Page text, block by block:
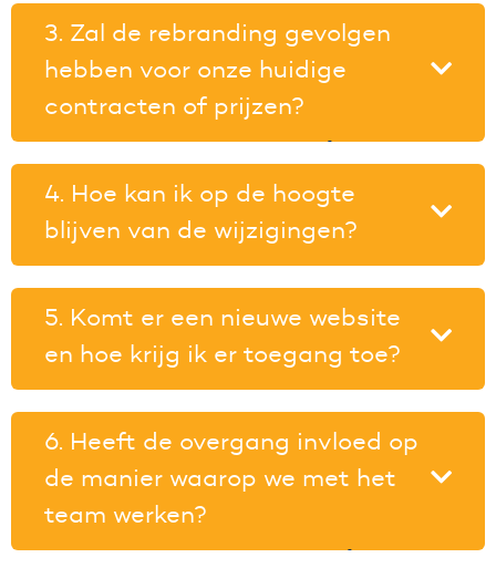
en rebranding hebben geen invloed op de
functionaliteit van onze producten. Onze
dienstverlening blijft gericht op dezelfde doelen,
nu onder de naam Fortes.
3. Zal de rebranding gevolgen
hebben voor onze huidige
contracten of prijzen?
Nee, de overgang naar Fortes heeft geen invloed
blijven ongewijzigd.
4. Hoe kan ik op de hoogte
blijven van de wijzigingen?
We houden je op de hoogte via e-mails, onze
accountmanager. Je vindt ook regelmatig
updates in nieuwsbrieven.
5. Komt er een nieuwe website
en hoe krijg ik er toegang toe?
De websites van QicsMilestones, Projectflow en
naar een nieuwe website: fortesgroup.com.
6. Heeft de overgang invloed op
de manier waarop we met het
team werken?
Nee, aanspreekpunten blijven hetzelfde. Onze